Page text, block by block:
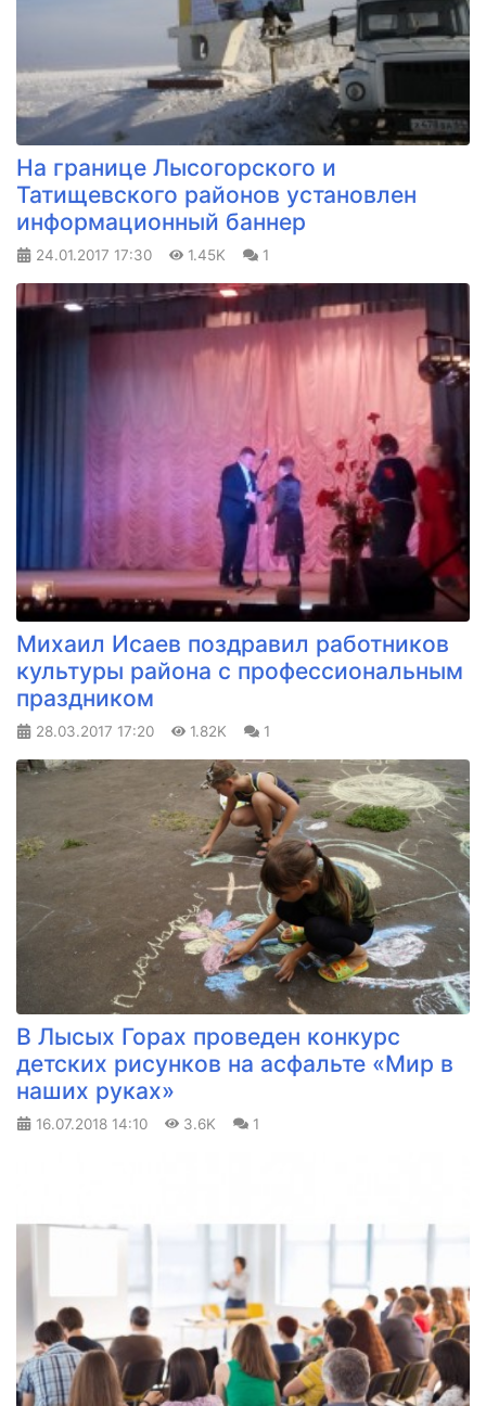
На границе Лысогорского и
Татищевского районов установлен
информационный баннер
24.01.2017 17:30 1.45K 1
Михаил Исаев поздравил работников
культуры района с профессиональным
праздником
28.03.2017 17:20 1.82K 1
В Лысых Горах проведен конкурс
детских рисунков на асфальте «Мир в
наших руках»
16.07.2018 14:10 3.6K 1